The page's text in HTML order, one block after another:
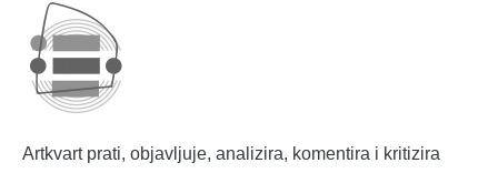
Artkvart prati, objavljuje, analizira, komentira i kritizira